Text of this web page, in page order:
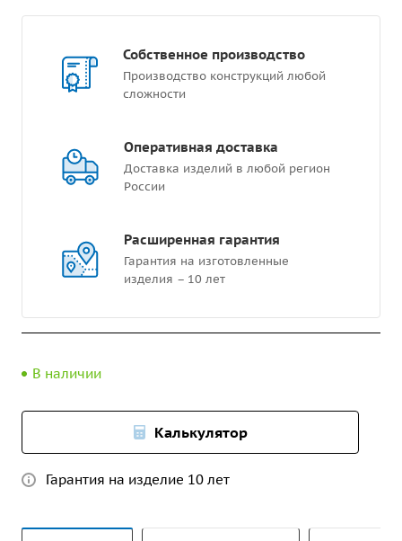
Собственное производство
Производство конструкций любой
сложности
Оперативная доставка
Доставка изделий в любой регион
России
Расширенная гарантия
Гарантия на изготовленные
изделия – 10 лет
В наличии
Калькулятор
Гарантия на изделие 10 лет